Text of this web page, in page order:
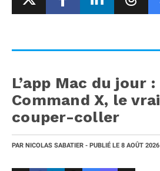
L’app Mac du jour :
Command X, le vrai
couper-coller
PAR NICOLAS SABATIER - PUBLIÉ LE 8 AOÛT 2026